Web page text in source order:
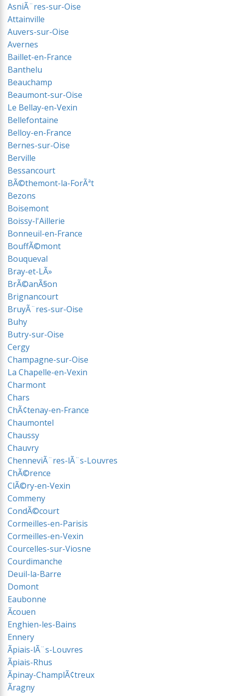
AsniÃ¨res-sur-Oise
Attainville
Auvers-sur-Oise
Avernes
Baillet-en-France
Banthelu
Beauchamp
Beaumont-sur-Oise
Le Bellay-en-Vexin
Bellefontaine
Belloy-en-France
Bernes-sur-Oise
Berville
Bessancourt
BÃ©themont-la-ForÃªt
Bezons
Boisemont
Boissy-l'Aillerie
Bonneuil-en-France
BouffÃ©mont
Bouqueval
Bray-et-LÃ»
BrÃ©anÃ§on
Brignancourt
BruyÃ¨res-sur-Oise
Buhy
Butry-sur-Oise
Cergy
Champagne-sur-Oise
La Chapelle-en-Vexin
Charmont
Chars
ChÃ¢tenay-en-France
Chaumontel
Chaussy
Chauvry
ChenneviÃ¨res-lÃ¨s-Louvres
ChÃ©rence
ClÃ©ry-en-Vexin
Commeny
CondÃ©court
Cormeilles-en-Parisis
Cormeilles-en-Vexin
Courcelles-sur-Viosne
Courdimanche
Deuil-la-Barre
Domont
Eaubonne
Ãcouen
Enghien-les-Bains
Ennery
Ãpiais-lÃ¨s-Louvres
Ãpiais-Rhus
Ãpinay-ChamplÃ¢treux
Ãragny